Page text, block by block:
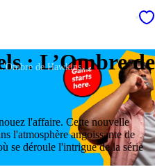
de Hawkins
: L’Ombre de
l'affaire. Cette nouvelle
l'atmosphère angoissante de
se déroule l'intrigue de la série